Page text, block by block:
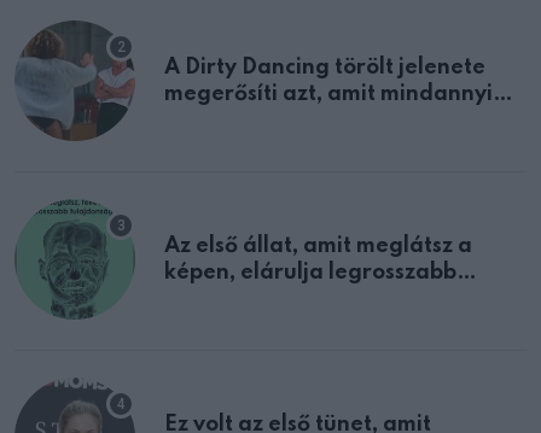
A Dirty Dancing törölt jelenete
megerősíti azt, amit mindannyian
Az első állat, amit meglátsz a
képen, elárulja legrosszabb
Ez volt az első tünet, amit